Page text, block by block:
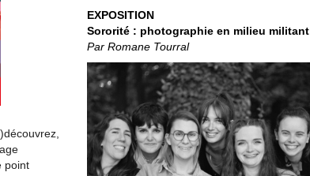
point
EXPOSITION
Sororité : photographie en milieu militant
Par Romane Tourral